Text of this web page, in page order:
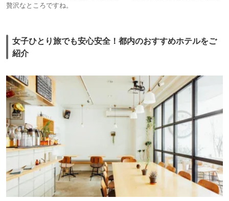
贅沢なところですね。
女子ひとり旅でも安心安全！都内のおすすめホテルをご
紹介